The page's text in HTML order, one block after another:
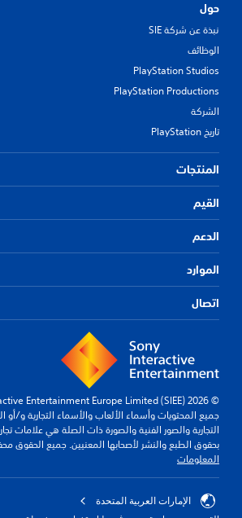
حول
نبذة عن شركة SIE
الوظائف
PlayStation Studios
PlayStation Productions
الشركة
تاريخ PlayStation
المنتجات
القيم
الدعم
الموارد
اتصال
© 2026 Sony Interactive Entertainment Europe Limited (SIEE)
جميع المحتويات وأسماء الألعاب والأسماء التجارية و/أو
التجارية والصور الفنية والصورة ذات الصلة هي علامات
بحقوق الطبع والنشر لأصحابها المعنيين. جميع الحقوق
المعلومات
الإمارات العربية المتحدة